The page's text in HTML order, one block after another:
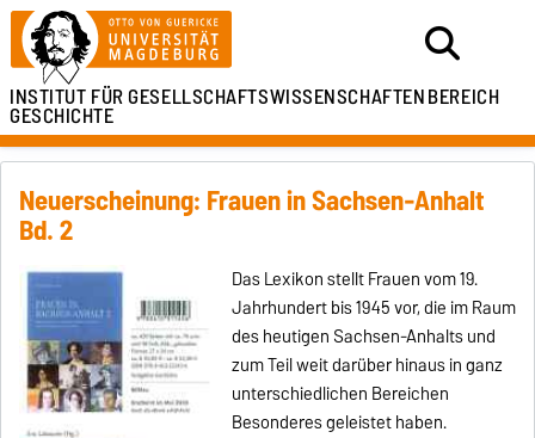
INSTITUT FÜRGESELLSCHAFTSWISSENSCHAFTENBEREICH
GESCHICHTE
Neuerscheinung: Frauen in Sachsen-Anhalt
Bd. 2
Das Lexikon stellt Frauen vom 19.
Jahrhundert bis 1945 vor, die im Raum
des heutigen Sachsen-Anhalts und
zum Teil weit darüber hinaus in ganz
unterschiedlichen Bereichen
Besonderes geleistet haben.